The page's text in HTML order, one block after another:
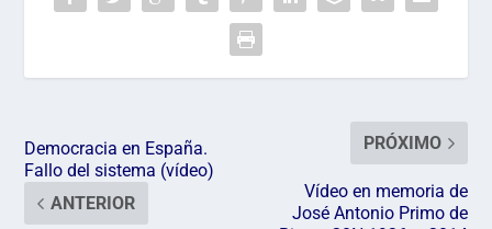
Democracia en España.
Fallo del sistema (vídeo)
ANTERIOR
PRÓXIMO
Vídeo en memoria de
José Antonio Primo de